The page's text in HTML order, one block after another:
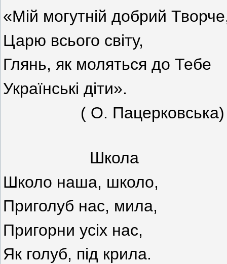
«Мій могутній добрий
Царю всього світу,
Глянь, як моляться до Тебе
Українські діти».
( О. Пацерковська)
Школа
Школо наша, школо,
Приголуб нас, мила,
Пригорни усіх нас,
Як голуб, під крила.